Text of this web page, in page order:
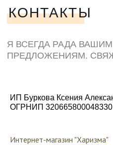
ИП Буркова Ксения
ОГРНИП 320665800048330
Интернет-магазин "Харизма"